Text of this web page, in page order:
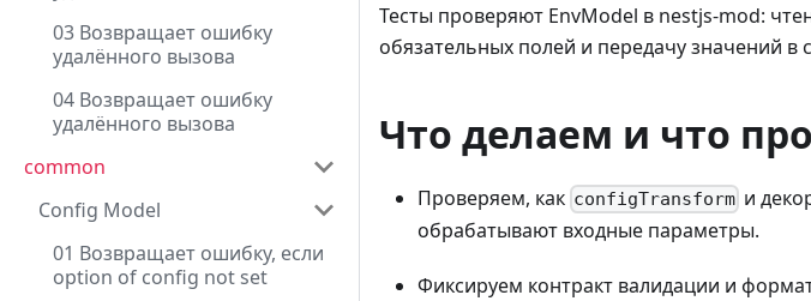
03 Возвращает ошибку
удалённого вызова
04 Возвращает ошибку
удалённого вызова
common
Config Model
01 Возвращает ошибку, если
option of config not set
Тесты проверяют EnvModel в nestjs-mod:
обязательных полей и передачу значений в
Что делаем и что
Проверяем, как configTransform и
обрабатывают входные параметры.
Фиксируем контракт валидации и